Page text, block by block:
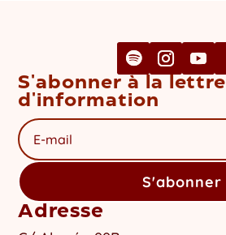
S'abonner à la lettre
d'information
S'abonner
Adresse